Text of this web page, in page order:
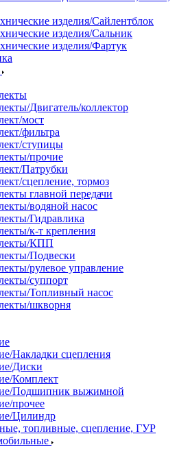
изделия/Сайлентблок
изделия/Сальник
изделия/Фартук
Двигатель/коллектор
мост
фильтра
ступицы
прочие
Патрубки
сцепление, тормоз
главной передачи
водяной насос
Гидравлика
к-т крепления
КПП
Подвески
рулевое управление
суппорт
Топливный насос
шкворня
Накладки сцепления
Диски
Комплект
Подшипник выжимной
прочее
Цилиндр
топливные, сцепление, ГУР